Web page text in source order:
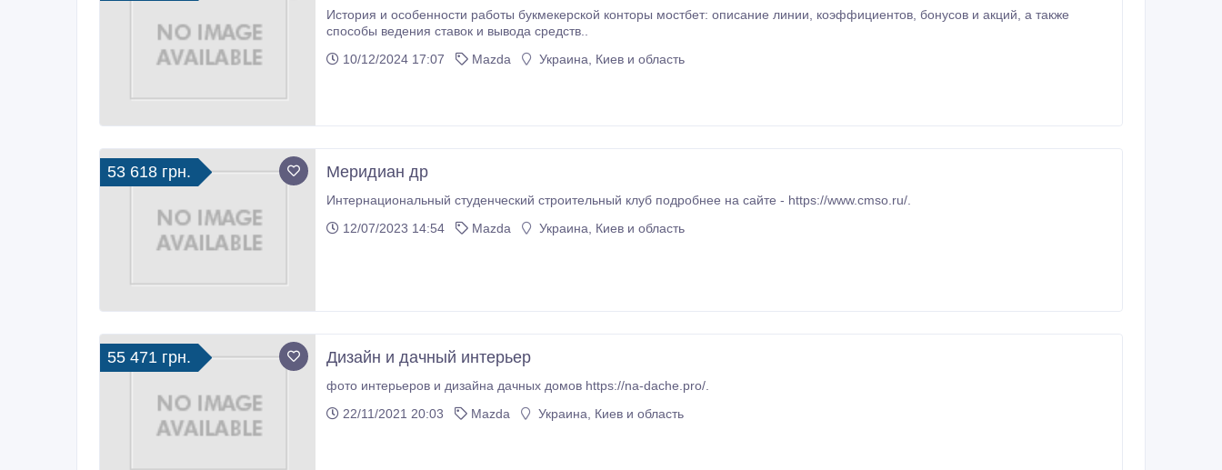
История и особенности работы букмекерской конторы мостбет: описание линии, коэффициентов, бонусов и акций, а также
способы ведения ставок и вывода средств..
10/12/2024 17:07
Mazda Украина, Киев и область
53 618 грн. Меридиан др
Интернациональный студенческий строительный клуб подробнее на сайте - https://www.cmso.ru/.
12/07/2023 14:54
Mazda Украина, Киев и область
55 471 грн. Дизайн и дачный интерьер
фото интерьеров и дизайна дачных домов https://na-dache.pro/.
22/11/2021 20:03
Mazda Украина, Киев и область